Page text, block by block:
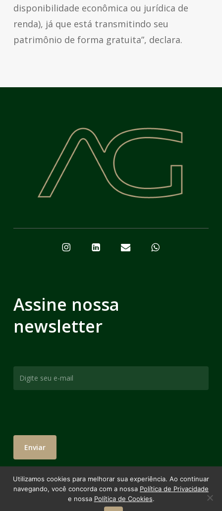
disponibilidade econômica ou jurídica de
renda), já que está transmitindo seu
patrimônio de forma gratuita”, declara.
Assine nossa
newsletter
Utilizamos cookies para melhorar sua experiência. Ao continuar
navegando, você concorda com a nossa Política de Privacidade
e nossa Política de Cookies.